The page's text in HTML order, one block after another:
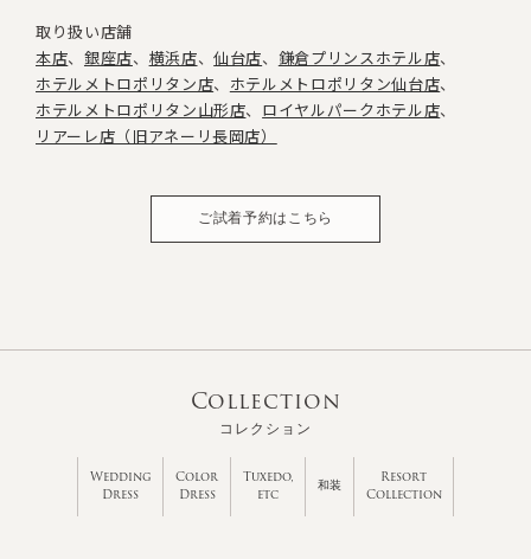
取り扱い店舗
本店
銀座店 横浜店 仙台店
鎌倉プリンスホテル店
ホテルメトロポリタン店
ホテルメトロポリタン仙台店
ホテルメトロポリタン山形店
ロイヤルパークホテル店
リアーレ店（旧アネーリ長岡店）
ご試着予約はこちら
Collection
コレクション
Wedding
Dress
Color
Dress
Tuxedo,
etc
和装
Resort
Collection